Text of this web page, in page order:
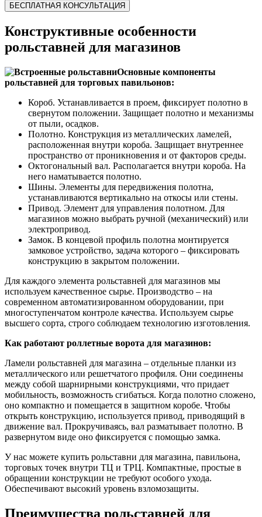
БЕСПЛАТНАЯ КОНСУЛЬТАЦИЯ
Конструктивные особенности
рольставней для магазинов
Основные компоненты
рольставней для торговых павильонов:
Короб. Устанавливается в проем, фиксирует полотно в
свернутом положении. Защищает полотно и механизмы
от пыли, осадков.
Полотно. Конструкция из металлических ламелей,
расположенная внутри короба. Защищает внутреннее
пространство от проникновения и от факторов среды.
Октогональный вал. Располагается внутри короба. На
него наматывается полотно.
Шины. Элементы для передвижения полотна,
устанавливаются вертикально на откосы или стены.
Привод. Элемент для управления полотном. Для
магазинов можно выбрать ручной (механический) или
электропривод.
Замок. В концевой профиль полотна монтируется
замковое устройство, задача которого – фиксировать
конструкцию в закрытом положении.
Для каждого элемента рольставней для магазинов мы
используем качественное сырье. Производство – на
современном автоматизированном оборудовании, при
многоступенчатом контроле качества. Используем сырье
высшего сорта, строго соблюдаем технологию изготовления.
Как работают роллетные ворота для магазинов:
Ламели рольставней для магазина – отдельные планки из
металлического или решетчатого профиля. Они соединены
между собой шарнирными конструкциями, что придает
мобильность, возможность сгибаться. Когда полотно сложено,
оно компактно и помещается в защитном коробе. Чтобы
открыть конструкцию, используется привод, приводящий в
движение вал. Прокручиваясь, вал разматывает полотно. В
развернутом виде оно фиксируется с помощью замка.
У нас можете купить рольставни для магазина, павильона,
торговых точек внутри ТЦ и ТРЦ. Компактные, простые в
обращении конструкции не требуют особого ухода.
Обеспечивают высокий уровень взломозащиты.
Преимущества рольставней для